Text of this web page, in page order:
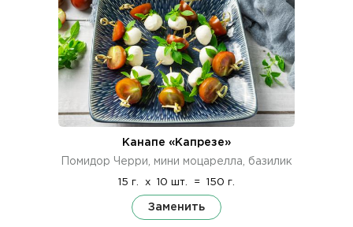
Канапе «Капрезе»
Помидор Черри, мини моцарелла, базилик
15 г. x 10 шт. = 150 г.
Заменить